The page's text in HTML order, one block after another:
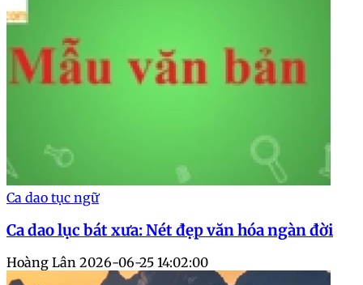
Ca dao tục ngữ
Ca dao lục bát xưa: Nét đẹp văn hóa ngàn đời
Hoàng Lân 2026-06-25 14:02:00